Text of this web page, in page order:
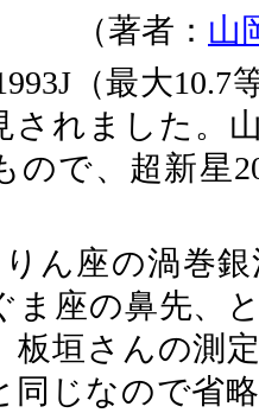
（著者： 山
（最大10.7
されました。
ので、超新星
ん座の渦巻銀
ま座の鼻先、
板垣さんの測
じなので省